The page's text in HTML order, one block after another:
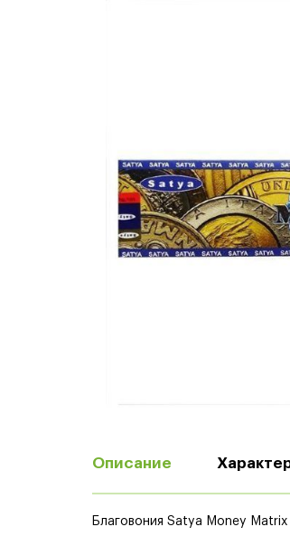
Описание
Благовония Satya Money Matrix